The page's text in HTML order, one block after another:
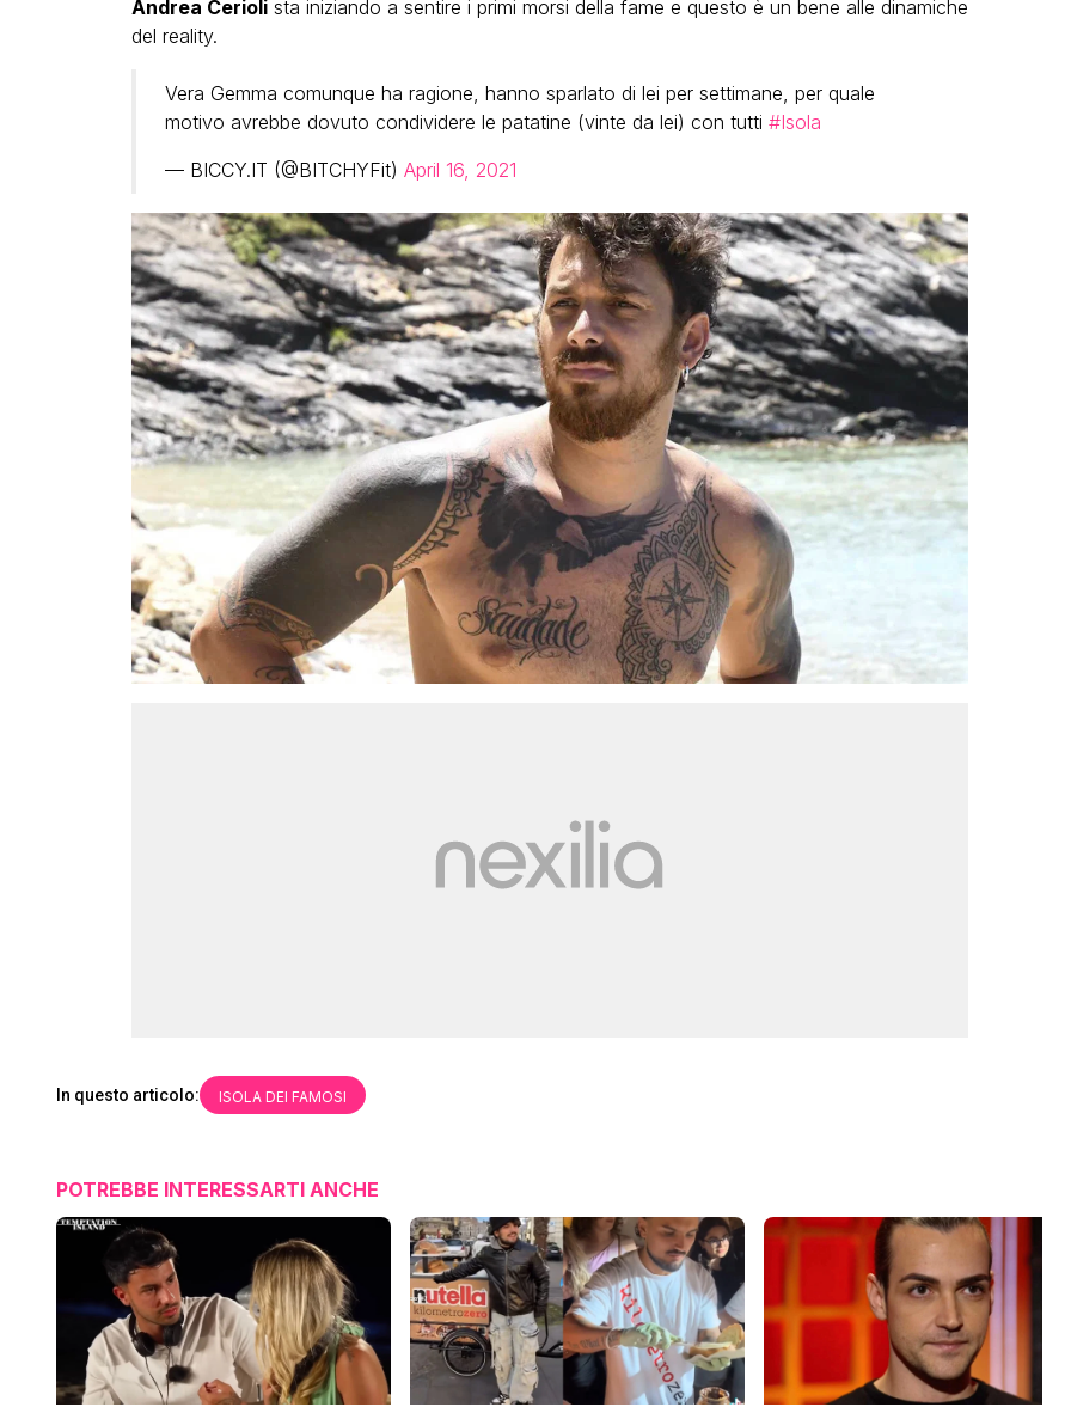
Andrea Ceriolista iniziando a sentire i primi morsi della fame e questo è un bene alle dinamiche
del reality.
Vera Gemma comunque ha ragione, hanno sparlato di lei per settimane, per quale
motivo avrebbe dovuto condividere le patatine (vinte da lei) con tutti #Isola
— BICCY.IT (@BITCHYFit) April 16, 2021
In questo articolo: ISOLA DEI FAMOSI
POTREBBE INTERESSARTI ANCHE